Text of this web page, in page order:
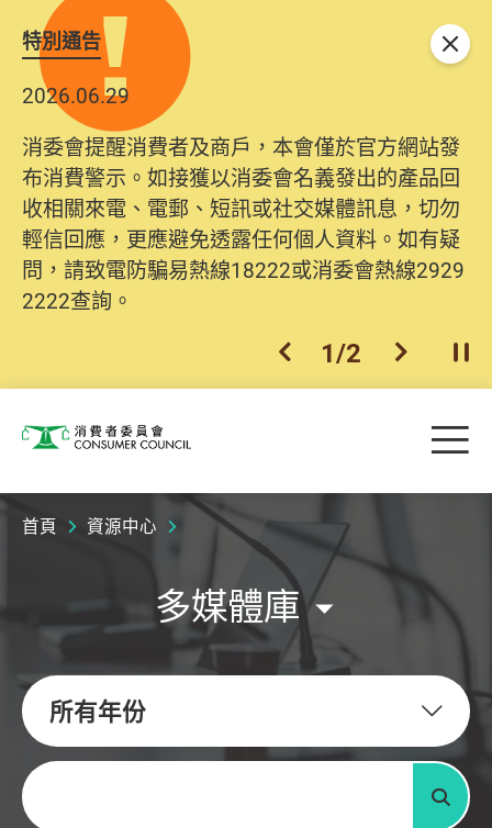
特別通告
2026.06.29
消委會提醒消費者及商戶，本會僅於官方網站發
布消費警示。如接獲以消委會名義發出的產品回
收相關來電、電郵、短訊或社交媒體訊息，切勿
輕信回應，更應避免透露任何個人資料。如有疑
問，請致電防騙易熱線18222或消委會熱線2929
2222查詢。
2025.10.31
為提升使用者體驗及網絡安全，本會的投訴處理
系統已經進行升級及推出新功能。由2025年11月
10日起，消費者需要提供基本聯絡資料（包括姓
名、電郵及電話）註冊帳戶，才可提交投訴、查
詢及建議。所有提交紀錄將清晰整合於帳戶中，
方便日後作出跟進。
上一個
2/2 下一個開
關閉
消費者委員會 目
首頁 資源中心
多媒體庫
所有年份
關鍵字
搜尋